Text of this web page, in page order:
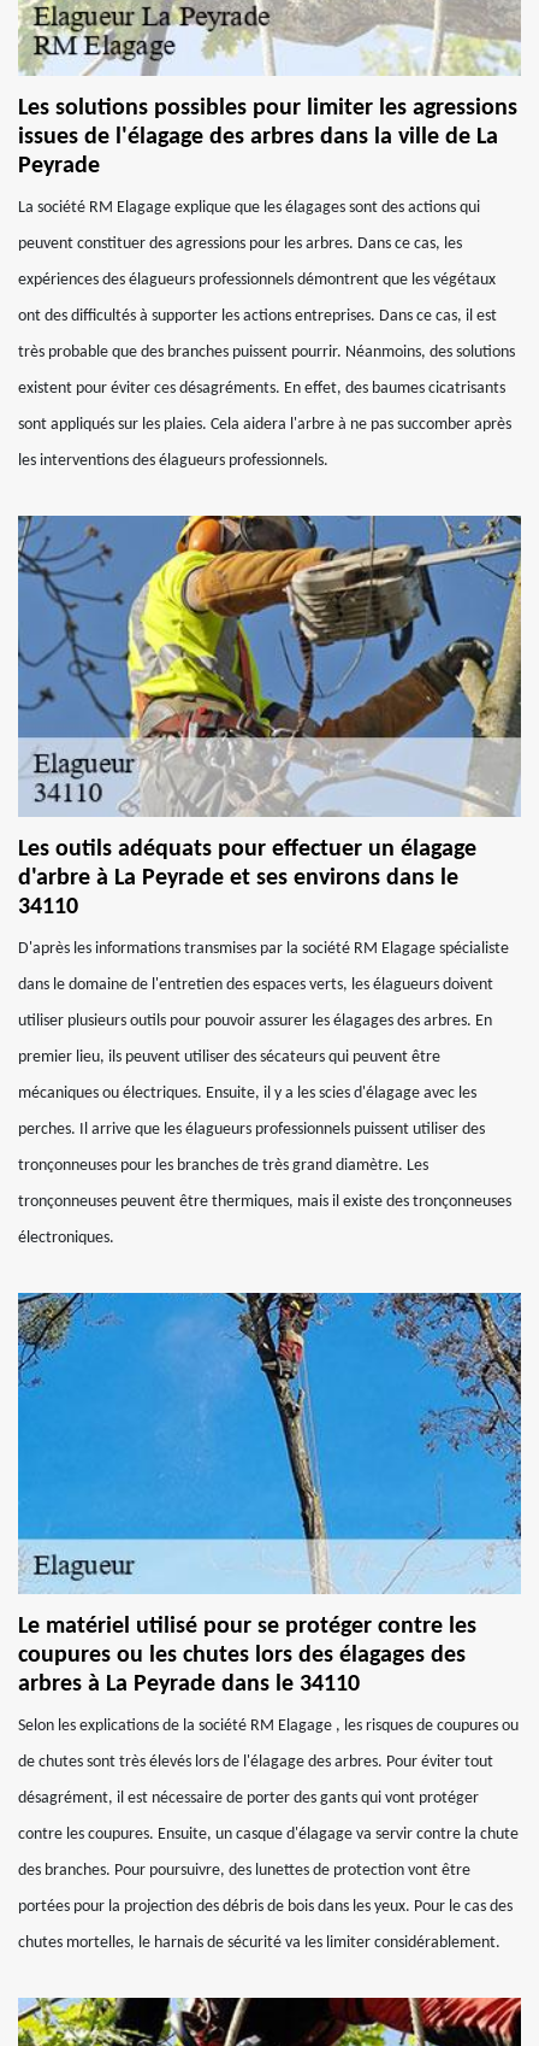
Les solutions possibles pour limiter les agressions
issues de l'élagage des arbres dans la ville de La
Peyrade
La société RM Elagage explique que les élagages sont des actions qui
peuvent constituer des agressions pour les arbres. Dans ce cas, les
expériences des élagueurs professionnels démontrent que les végétaux
ont des difficultés à supporter les actions entreprises. Dans ce cas, il est
très probable que des branches puissent pourrir. Néanmoins, des solutions
existent pour éviter ces désagréments. En effet, des baumes cicatrisants
sont appliqués sur les plaies. Cela aidera l'arbre à ne pas succomber après
les interventions des élagueurs professionnels.
Les outils adéquats pour effectuer un élagage
d'arbre à La Peyrade et ses environs dans le
34110
D'après les informations transmises par la société RM Elagage spécialiste
dans le domaine de l'entretien des espaces verts, les élagueurs doivent
utiliser plusieurs outils pour pouvoir assurer les élagages des arbres. En
premier lieu, ils peuvent utiliser des sécateurs qui peuvent être
mécaniques ou électriques. Ensuite, il y a les scies d'élagage avec les
perches. Il arrive que les élagueurs professionnels puissent utiliser des
tronçonneuses pour les branches de très grand diamètre. Les
tronçonneuses peuvent être thermiques, mais il existe des tronçonneuses
électroniques.
Le matériel utilisé pour se protéger contre les
coupures ou les chutes lors des élagages des
arbres à La Peyrade dans le 34110
Selon les explications de la société RM Elagage , les risques de coupures ou
de chutes sont très élevés lors de l'élagage des arbres. Pour éviter tout
désagrément, il est nécessaire de porter des gants qui vont protéger
contre les coupures. Ensuite, un casque d'élagage va servir contre la chute
des branches. Pour poursuivre, des lunettes de protection vont être
portées pour la projection des débris de bois dans les yeux. Pour le cas des
chutes mortelles, le harnais de sécurité va les limiter considérablement.